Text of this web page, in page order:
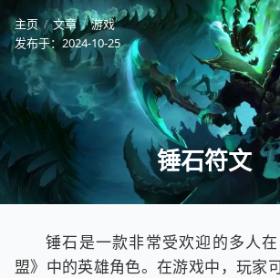
主页 文章
游戏
发布于：2024-10-25
锤石符文
锤石是一款非常受欢迎的多人
盟》中的英雄角色。在游戏中，玩家